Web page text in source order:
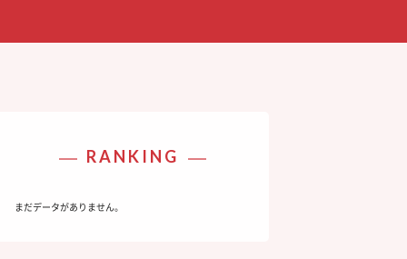
RANKING
まだデータがありません。